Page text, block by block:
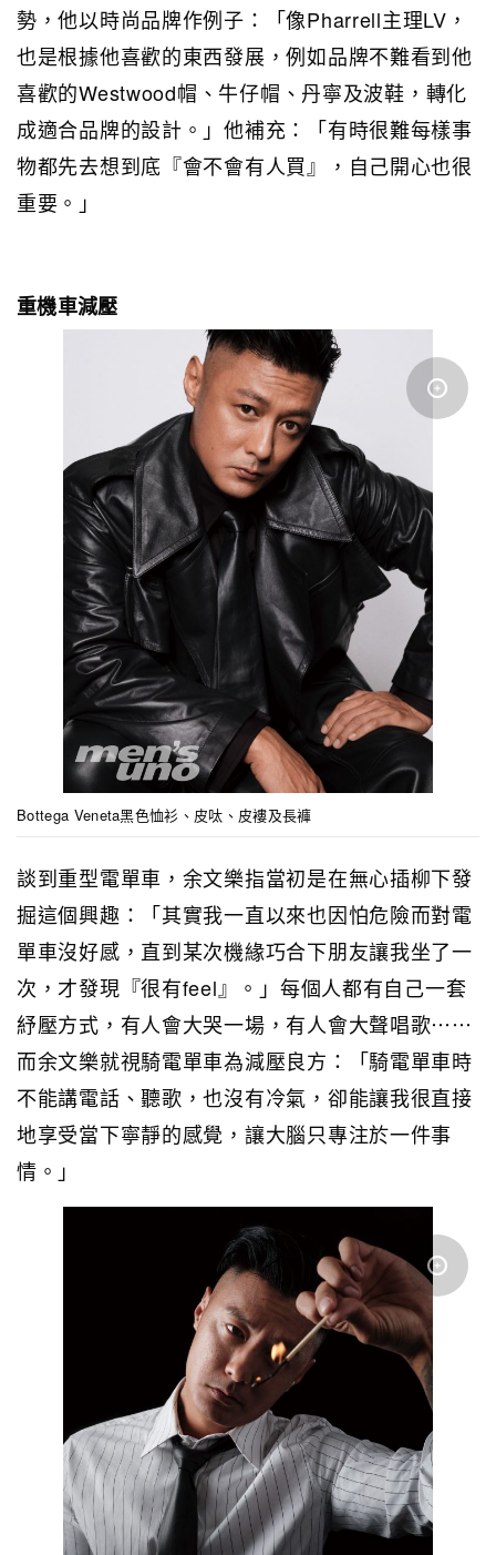
勢，他以時尚品牌作例子：「像Pharrell主理LV，
也是根據他喜歡的東西發展，例如品牌不難看到他
喜歡的Westwood帽、牛仔帽、丹寧及波鞋，轉化
成適合品牌的設計。」他補充：「有時很難每樣事
物都先去想到底『會不會有人買』，自己開心也很
重要。」
重機車減壓
Bottega Veneta黑色恤衫、皮呔、皮褸及長褲
談到重型電單車，余文樂指當初是在無心插柳下發
掘這個興趣：「其實我一直以來也因怕危險而對電
單車沒好感，直到某次機緣巧合下朋友讓我坐了一
次，才發現『很有feel』。」每個人都有自己一套
紓壓方式，有人會大哭一場，有人會大聲唱歌⋯⋯
而余文樂就視騎電單車為減壓良方：「騎電單車時
不能講電話、聽歌，也沒有冷氣，卻能讓我很直接
地享受當下寧靜的感覺，讓大腦只專注於一件事
情。」